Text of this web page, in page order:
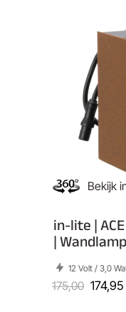
Bekijk
in-lite |
|
12 Volt / 3,0
175,00 174,95